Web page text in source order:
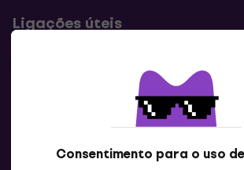
Consentimento para o uso
Ligações úteis
Contatos
Contacta-nos